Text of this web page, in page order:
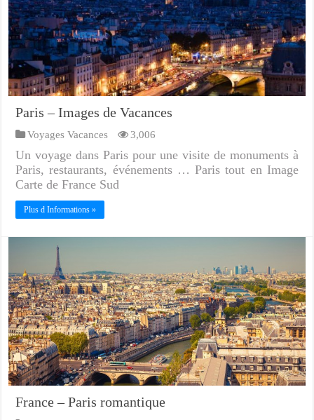
Paris – Images de Vacances
Voyages Vacances 3,006
Un voyage dans Paris pour une visite de monuments à
Paris, restaurants, événements … Paris tout en Image
Carte de France Sud
Plus d Informations »
France – Paris romantique